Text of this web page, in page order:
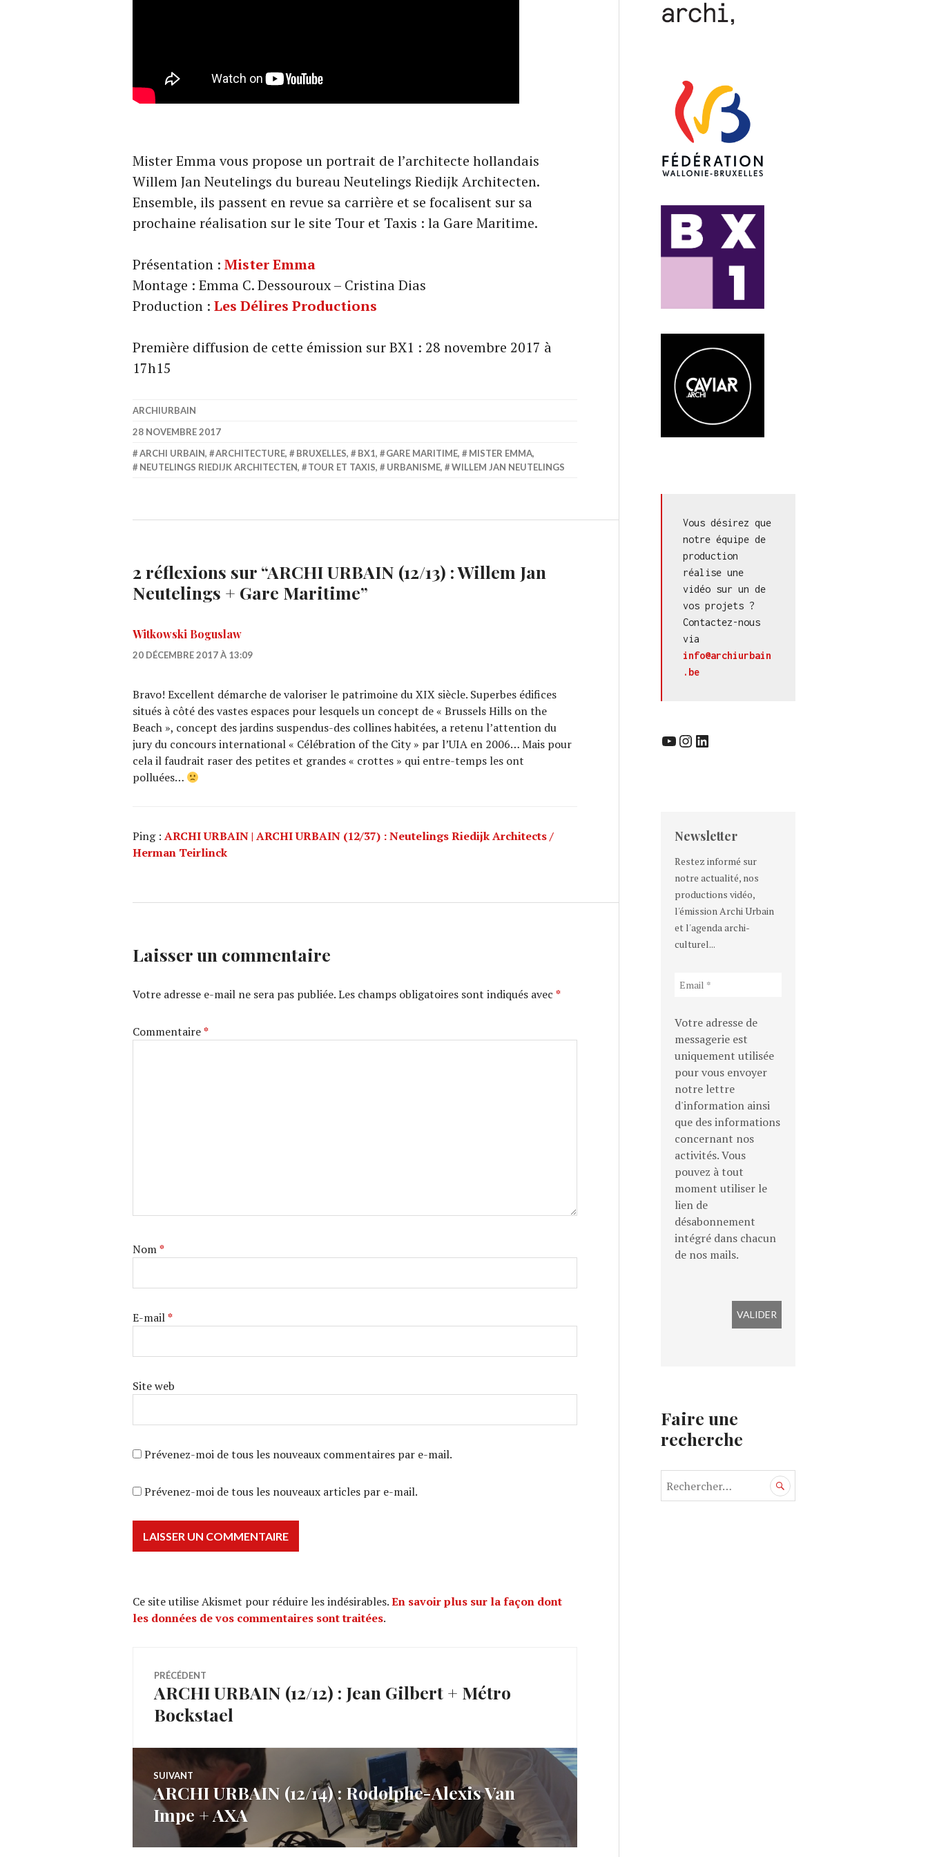
Mister Emma vous propose un portrait de l’architecte hollandais
Willem Jan Neutelings du bureau Neutelings Riedijk Architecten.
Ensemble, ils passent en revue sa carrière et se focalisent sur sa
prochaine réalisation sur le site Tour et Taxis : la Gare Maritime.
Présentation : Mister Emma
Montage : Emma C. Dessouroux – Cristina Dias
Production : Les Délires Productions
Première diffusion de cette émission sur BX1 : 28 novembre 2017 à
17h15
ARCHIURBAIN
28 NOVEMBRE 2017
ARCHI URBAIN, ARCHITECTURE, BRUXELLES, BX1, GARE MARITIME, MISTER EMMA,
NEUTELINGS RIEDIJK ARCHITECTEN, TOUR ET TAXIS, URBANISME, WILLEM JAN NEUTELINGS
2 réflexions sur “ARCHI URBAIN (12/13) : Willem Jan
Neutelings + Gare Maritime”
Witkowski Boguslaw
20 DÉCEMBRE 2017 À 13:09
Bravo! Excellent démarche de valoriser le patrimoine du XIX siècle. Superbes édifices
situés à côté des vastes espaces pour lesquels un concept de « Brussels Hills on the
Beach », concept des jardins suspendus-des collines habitées, a retenu l’attention du
jury du concours international « Célébration of the City » par l’UIA en 2006… Mais pour
cela il faudrait raser des petites et grandes « crottes » qui entre-temps les ont
polluées…
Ping : ARCHI URBAIN | ARCHI URBAIN (12/37) : Neutelings Riedijk Architects /
Herman Teirlinck
Laisser un commentaire
Votre adresse e-mail ne sera pas publiée.Les champs obligatoires sont indiqués avec *
Commentaire*
Nom*
E-mail*
Site web
Prévenez-moi de tous les nouveaux commentaires par e-mail.
Prévenez-moi de tous les nouveaux articles par e-mail.
Ce site utilise Akismet pour réduire les indésirables.En savoir plus sur la façon dont
les données de vos commentaires sont traitées.
Navigation
de
l’article
PRÉCÉDENT
Article
précédent :
ARCHI URBAIN (12/12) : Jean Gilbert + Métro
Bockstael
SUIVANT
Article
Suivant:
ARCHI URBAIN (12/14) : Rodolphe-Alexis Van
Impe + AXA
Vous désirez que
notre équipe de
production
réalise une
vidéo sur un de
vos projets ?
Contactez-nous
info@archiurbain
.be
YouTube InstagramLinkedIn
Newsletter
Restez informé sur
notre actualité, nos
productions vidéo,
l'émission Archi Urbain
et l'agenda archi-
culturel...
Votre adresse de
messagerie est
uniquement utilisée
pour vous envoyer
notre lettre
d'information ainsi
que des informations
concernant nos
activités. Vous
pouvez à tout
moment utiliser le
lien de
désabonnement
intégré dans chacun
de nos mails.
Faire une
recherche